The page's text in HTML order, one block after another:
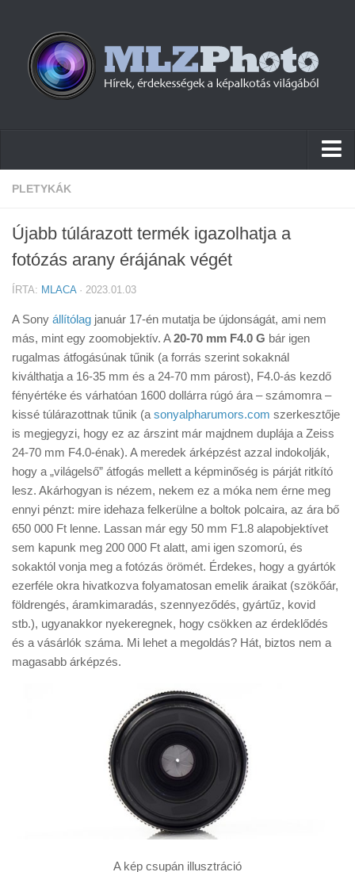
Hírek
Cikkek
Tudástár
Tanácsok
Érdekességek
Helyszíni Riport
E-BB
PLETYKÁK
Újabb túlárazott termék igazolhatja a
fotózás arany érájának végét
ÍRTA: MLACA· 2023.01.03
A Sony állítólag január 17-én mutatja be újdonságát, ami nem
más, mint egy zoomobjektív. A20-70 mm F4.0 G bár igen
rugalmas átfogásúnak tűnik (a forrás szerint sokaknál
kiválthatja a 16-35 mm és a 24-70 mm párost), F4.0-ás kezdő
fényértéke és várhatóan 1600 dollárra rúgó ára – számomra –
kissé túlárazottnak tűnik (a sonyalpharumors.com szerkesztője
is megjegyzi, hogy ez az árszint már majdnem duplája a Zeiss
24-70 mm F4.0-énak). A meredek árképzést azzal indokolják,
hogy a „világelső” átfogás mellett a képminőség is párját ritkító
lesz. Akárhogyan is nézem, nekem ez a móka nem érne meg
ennyi pénzt: mire idehaza felkerülne a boltok polcaira, az ára bő
650 000 Ft lenne. Lassan már egy 50 mm F1.8 alapobjektívet
sem kapunk meg 200 000 Ft alatt, ami igen szomorú, és
sokaktól vonja meg a fotózás örömét. Érdekes, hogy a gyártók
ezerféle okra hivatkozva folyamatosan emelik áraikat (szökőár,
földrengés, áramkimaradás, szennyeződés, gyártűz, kovid
stb.), ugyanakkor nyekeregnek, hogy csökken az érdeklődés
és a vásárlók száma. Mi lehet a megoldás? Hát, biztos nem a
magasabb árképzés.
A kép csupán illusztráció